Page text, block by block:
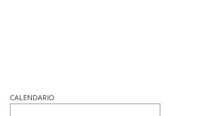
CALENDARIO